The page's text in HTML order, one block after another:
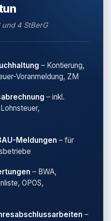
und 4 StBerG
– Kontierung,
Voranmeldung, ZM
– inkl.
Meldungen – für
– BWA,
OPOS,
–